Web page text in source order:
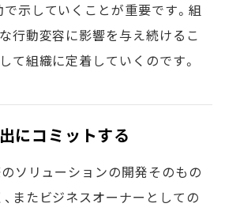
示していくことが重要です。組
行動変容に影響を与え続けるこ
て組織に定着していくのです。
にコミットする
ソリューションの開発そのもの
またビジネスオーナーとしての